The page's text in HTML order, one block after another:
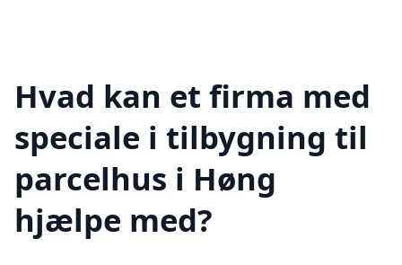
Hvad kan et firma med
speciale i tilbygning til
parcelhus i Høng
hjælpe med?